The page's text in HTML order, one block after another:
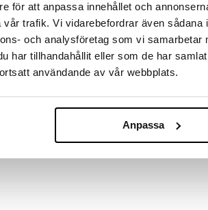
för att anpassa innehållet och
trafik. Vi vidarebefordrar även
och analysföretag som vi
har tillhandahållit eller som de har
användande av vår webbplats.
Anpassa
ale-löydöt »
teemalla. Kauniissa tyynyliinassa on
Kaunis kotona, veneessä, kesämökillä tai